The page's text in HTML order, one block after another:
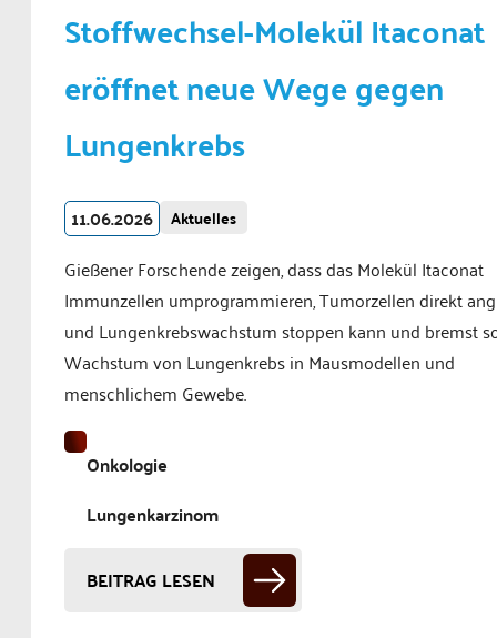
Stoffwechsel-Molekül Itaconat
eröffnet neue Wege gegen
Lungenkrebs
11.06.2026 Aktuelles
Gießener Forschende zeigen, dass das Molekül Itaconat
Immunzellen umprogrammieren, Tumorzellen direkt
und Lungenkrebswachstum stoppen kann und bremst
Wachstum von Lungenkrebs in Mausmodellen und
menschlichem Gewebe.
Onkologie
Lungenkarzinom
BEITRAG LESEN